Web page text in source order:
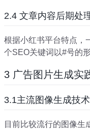
2.4 文章内容后期处
根据小红书平台特点，
个SEO关键词以#号的
3 广告图片生成实
3.1主流图像生成技术
目前比较流行的图像生